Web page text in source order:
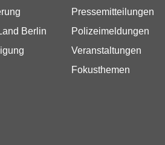
Berlin
Pressemitteilungen
Polizeimeldungen
Veranstaltungen
Fokusthemen